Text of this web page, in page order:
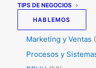
TIPS DE NEGOCIOS
HABLEMOS
Administración y
Estrategia(74)
Marketing y Ventas
Procesos y